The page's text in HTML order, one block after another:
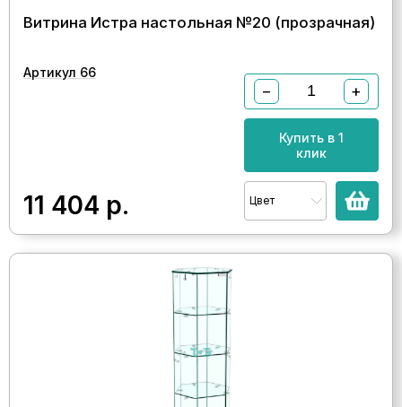
Витрина Истра настольная №20 (прозрачная)
Артикул 66
11 404 р.
− +
Купить в 1
клик
Цвет